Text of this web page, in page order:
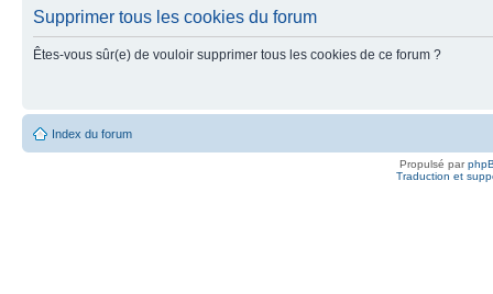
Supprimer tous les cookies du forum
Êtes-vous sûr(e) de vouloir supprimer tous les cookies de ce forum ?
Index du forum
Propulsé par
Traduction et